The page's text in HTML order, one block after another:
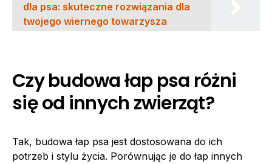
dla psa: skuteczne rozwiązania dla
twojego wiernego towarzysza
Czy budowa łap psa różni
się od innych zwierząt?
Tak, budowa łap psa jest dostosowana do ich
potrzeb i stylu życia. Porównując je do łap innych